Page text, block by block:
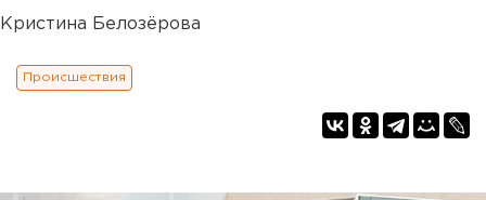
Кристина Белозёрова
Происшествия